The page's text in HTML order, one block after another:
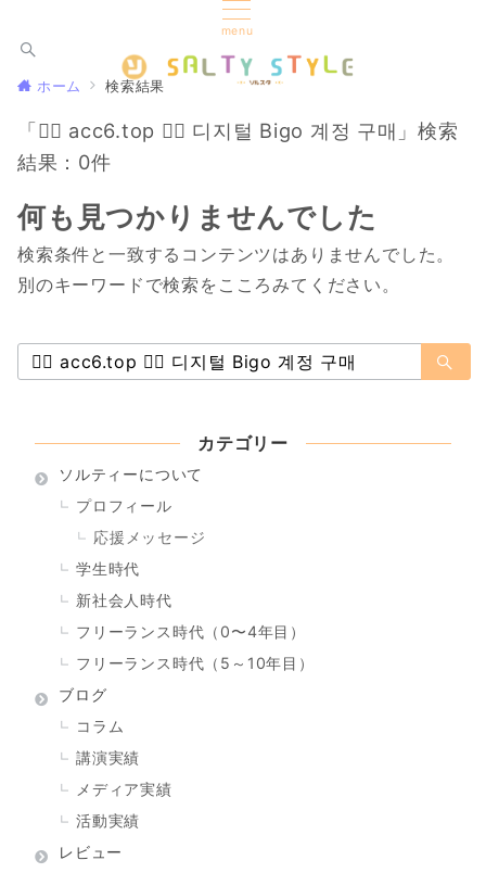
menu
ホーム 検索結果
「👉🏿 acc6.top 👈🏿 디지털 Bigo 계정 구매」検索
結果：0件
何も見つかりませんでした
検索条件と一致するコンテンツはありませんでした。
別のキーワードで検索をこころみてください。
検
索：
カテゴリー
ソルティーについて
プロフィール
応援メッセージ
学生時代
新社会人時代
フリーランス時代（0〜4年目）
フリーランス時代（5～10年目）
ブログ
コラム
講演実績
メディア実績
活動実績
レビュー